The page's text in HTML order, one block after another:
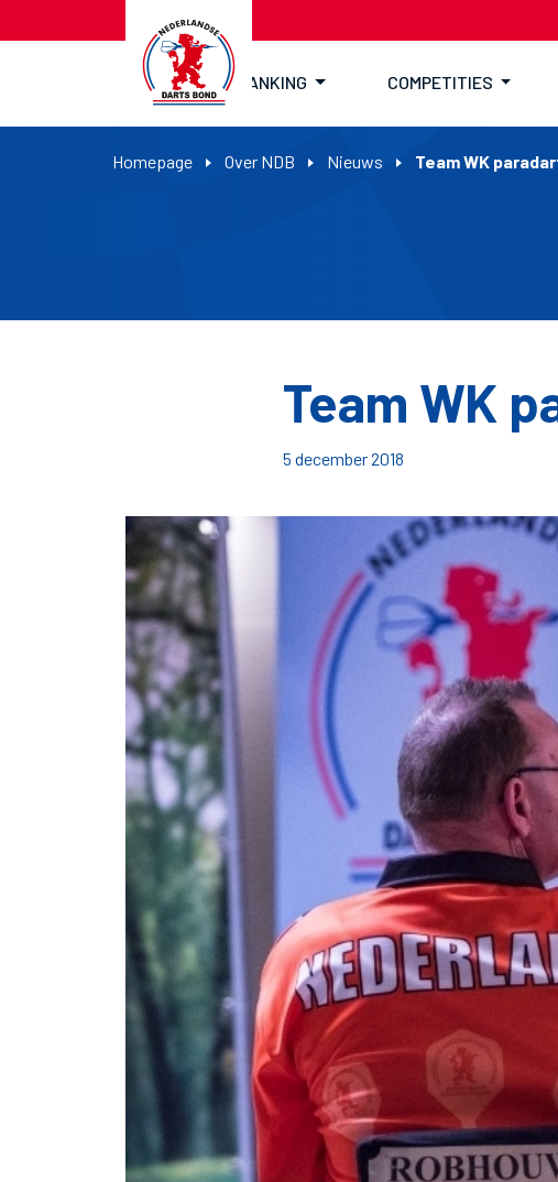
RANKING COMPETITIES
Homepage Over NDB Nieuws Team WK
Team WK
5 december 2018